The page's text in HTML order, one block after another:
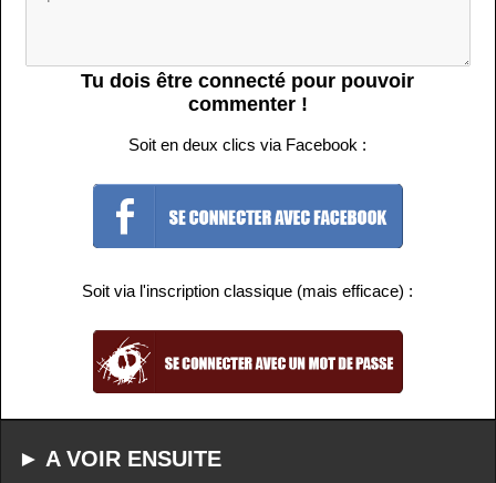
Tu dois être connecté pour pouvoir
commenter !
Soit en deux clics via Facebook :
Soit via l'inscription classique (mais efficace) :
► A VOIR ENSUITE